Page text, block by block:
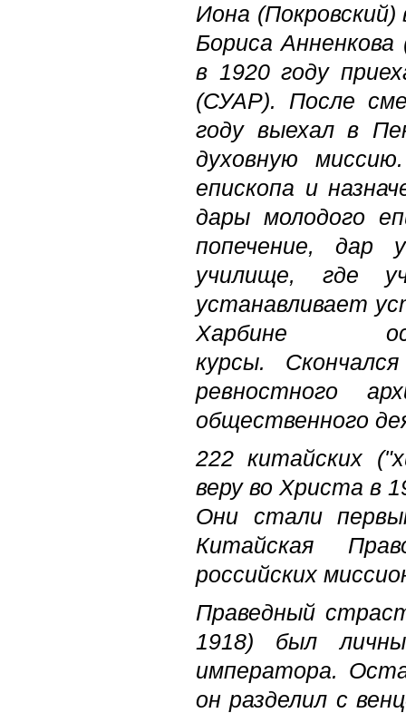
Иона
Бориса
в 1920 году
(СУАР). После
году выехал в
духовную
епископа и
дары молодого
попечение, дар
училище, где
устанавливает
Харбине
курсы.
ревностного
общественного
222 китайских
веру во Христа в
Они стали
Китайская
российских
Праведный
1918) был
императора.
он разделил с